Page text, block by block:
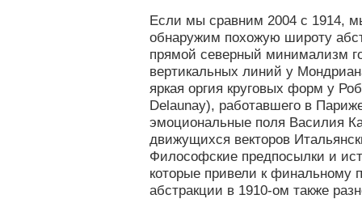
Если мы сравним 2004 с 1914,
обнаружим похожую широту
прямой северный минимализм
вертикальных линий у
яркая оргия круговых форм у
Delaunay), работавшего в
эмоциональные поля Василия
движущихся векторов
Философские предпосылки и
которые привели к финальному
абстракции в 1910-ом также